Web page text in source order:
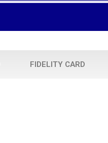
FIDELITY CARD